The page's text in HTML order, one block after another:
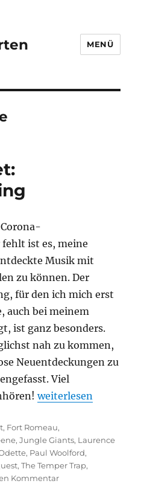
MENÜ
ist es, meine
Musik mit
zu können. Der
für den ich mich erst
auch bei meinem
ist ganz besonders.
nah zu kommen,
Neuentdeckungen zu
Viel
„Neues DJ-Set:
weiterlesen
, Fort Romeau,
,Jungle Giants, Laurence
, Paul Woolford,
,The Temper Trap,
Kommentarzu